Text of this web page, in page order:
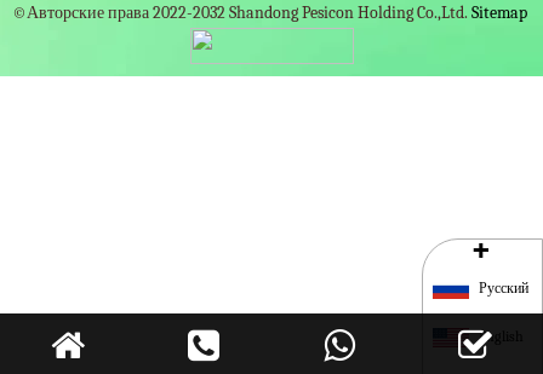
+
Русский
English
©Авторские права 2022-2032 Shandong Pesicon Holding Co.,Ltd. Sitemap